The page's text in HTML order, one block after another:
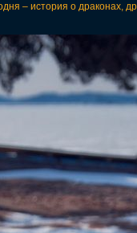
– история о драконах,